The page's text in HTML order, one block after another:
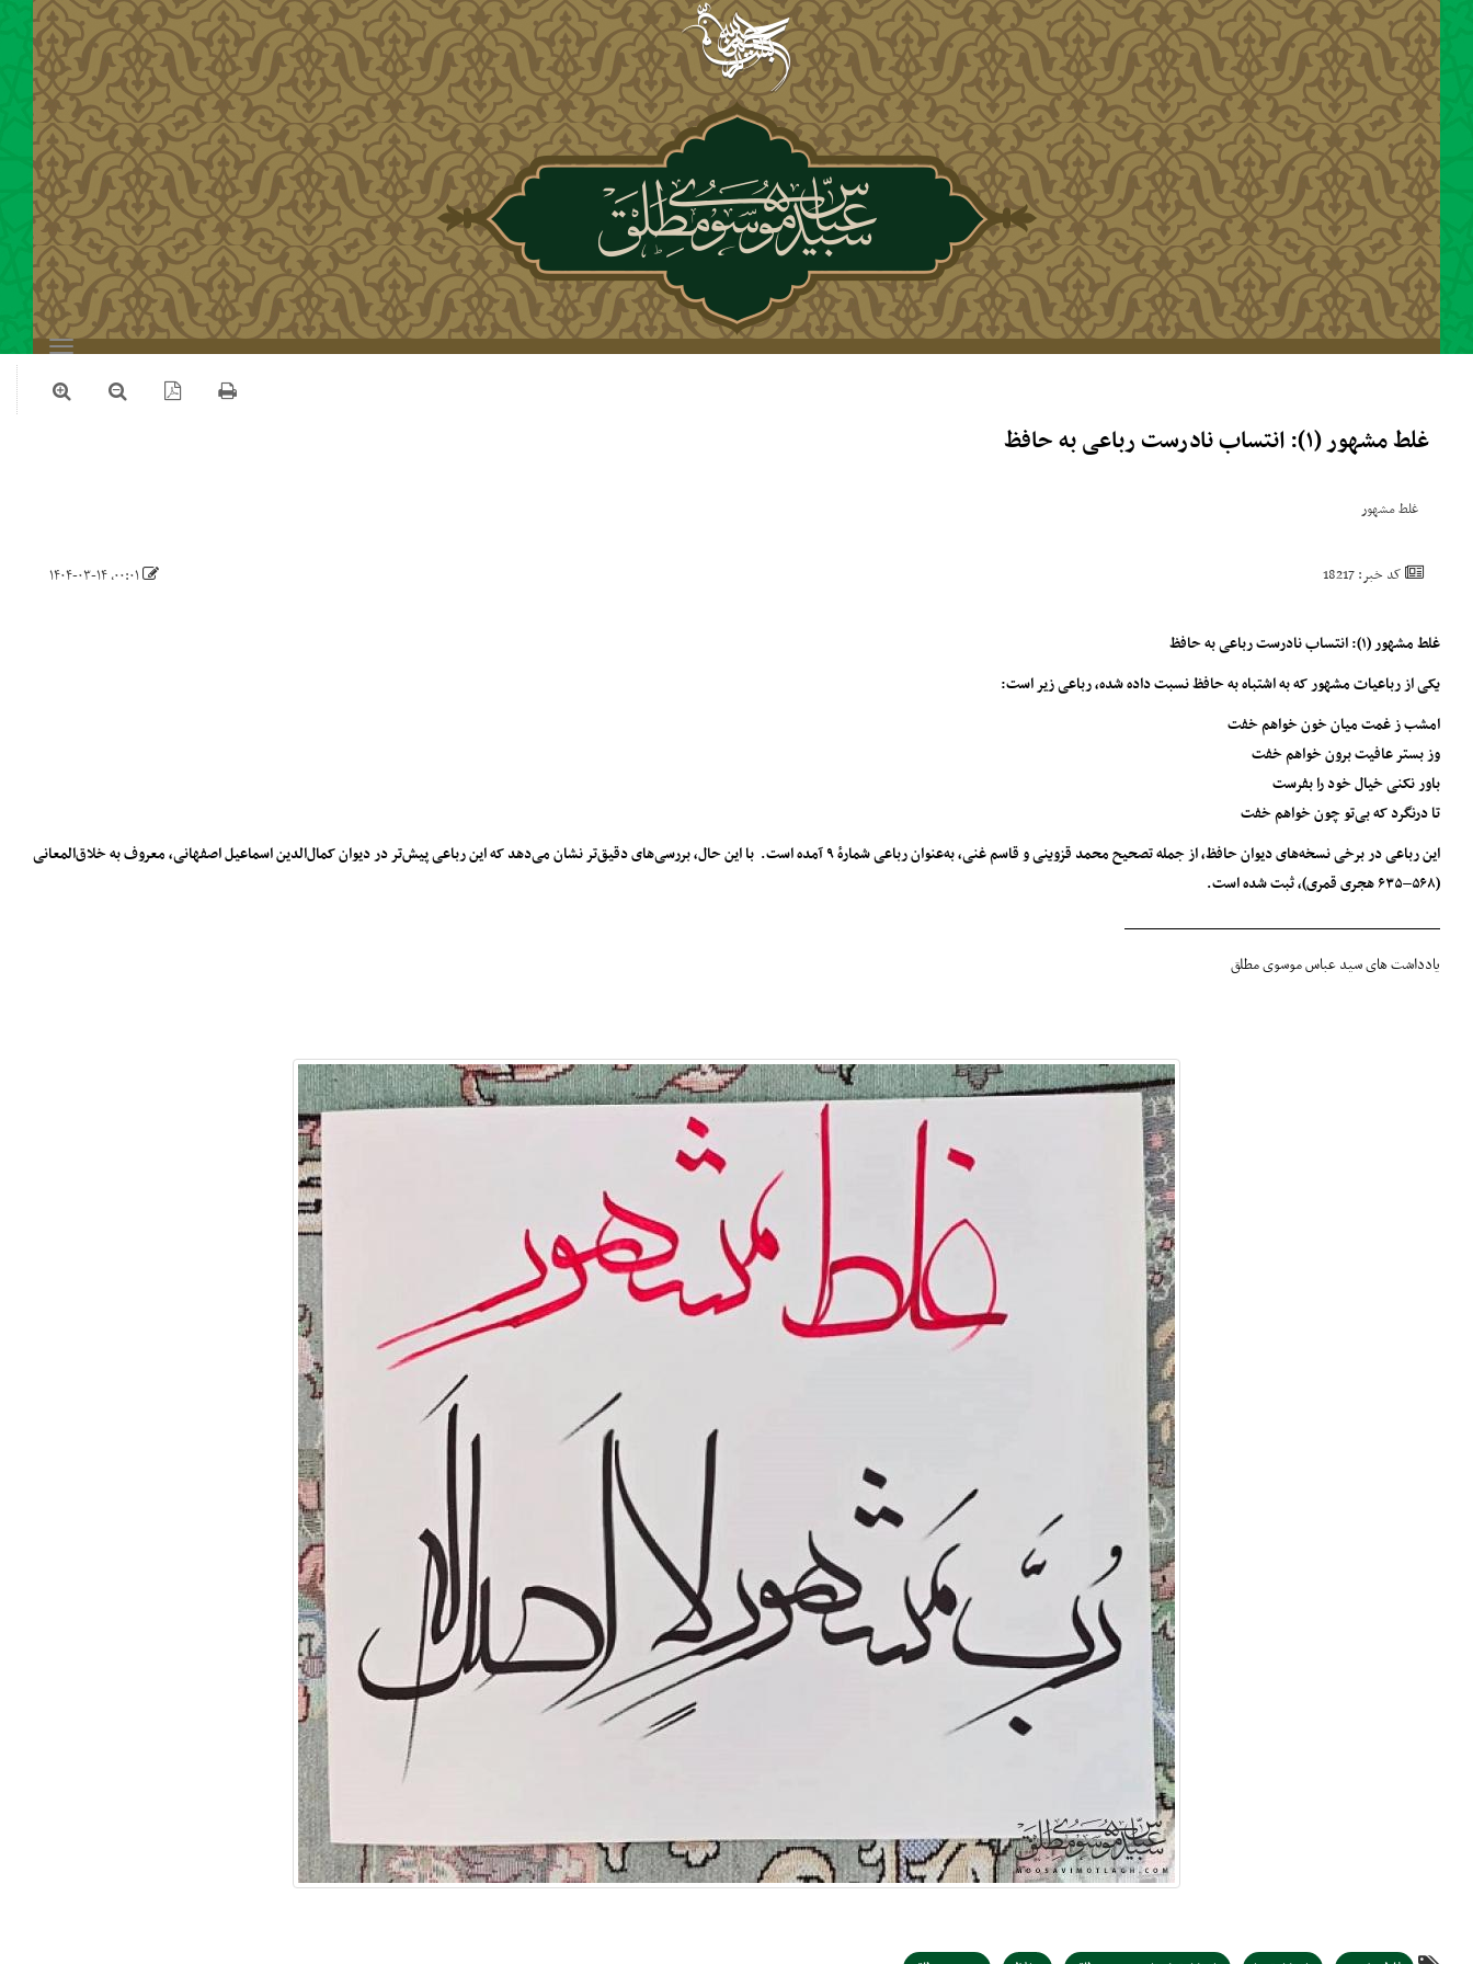
رفتن به محتوای اصلی
Toggle
navigation
غلط مشهور (۱): انتساب نادرست رباعی به حافظ
غلط مشهور
کد خبر: 18217
غلط مشهور (۱): انتساب نادرست رباعی به حافظ
یکی از رباعیات مشهور که به اشتباه به حافظ نسبت داده شده، رباعی زیر است:
امشب ز غمت میان خون خواهم خفت
وز بستر عافیت برون خواهم خفت
باور نکنی خیال خود را بفرست
تا درنگرد که بی‌تو چون خواهم خفت
این رباعی در برخی نسخه‌های دیوان حافظ، از جمله تصحیح محمد قزوینی و قاسم غنی، به‌عنوان رباعی شمارهٔ ۹ آمده است. با این حال، بررسی‌های دقیق‌تر نشان می‌دهد که این رباعی پیش‌تر در دیوان کمال‌الدین اسماعیل اصفهانی، معروف به خلاق‌المعانی
(۵۶۸–۶۳۵ هجری قمری)، ثبت شده است.
____________________________________
یادداشت های سید عباس موسوی مطلق